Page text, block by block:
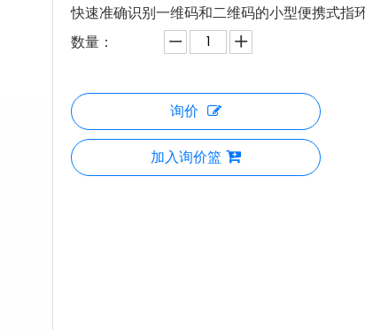
快速准确识别一维码和二维码的小型便携式指
数量：
询价
加入询价篮